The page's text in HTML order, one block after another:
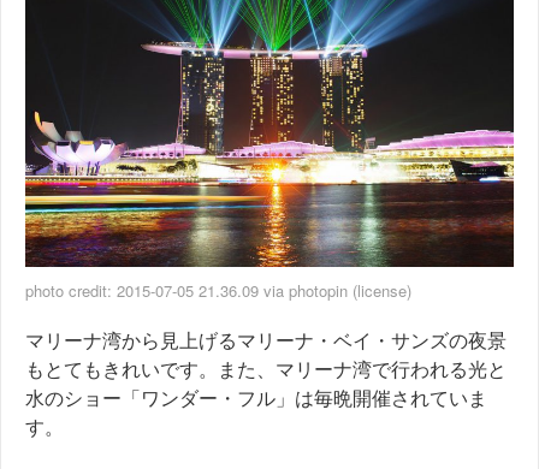
photo credit: 2015-07-05 21.36.09 via photopin (license)
マリーナ湾から見上げるマリーナ・ベイ・サンズの夜景
もとてもきれいです。また、マリーナ湾で行われる光と
水のショー「ワンダー・フル」は毎晩開催されていま
す。